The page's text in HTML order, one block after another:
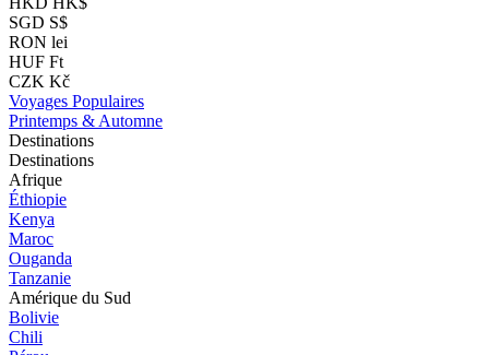
SGD S$
RON lei
HUF Ft
CZK Kč
Voyages Populaires
Printemps & Automne
Destinations
Destinations
Afrique
Éthiopie
Kenya
Maroc
Ouganda
Tanzanie
Amérique du Sud
Bolivie
Chili